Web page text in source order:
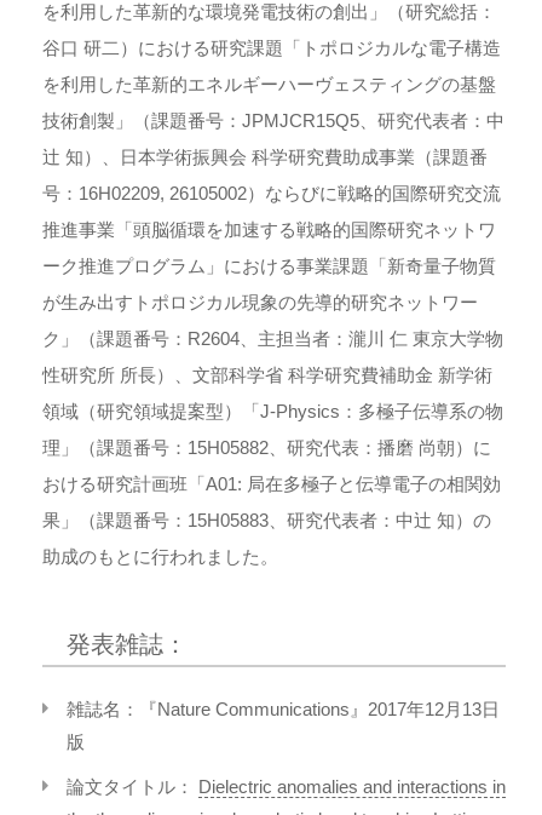
を利用した革新的な環境発電技術の創出」（研究総括：
谷口 研二）における研究課題「トポロジカルな電子構造
を利用した革新的エネルギーハーヴェスティングの基盤
技術創製」（課題番号：JPMJCR15Q5、研究代表者：中
辻 知）、日本学術振興会 科学研究費助成事業（課題番
号：16H02209, 26105002）ならびに戦略的国際研究交流
推進事業「頭脳循環を加速する戦略的国際研究ネットワ
ーク推進プログラム」における事業課題「新奇量子物質
が生み出すトポロジカル現象の先導的研究ネットワー
ク」（課題番号：R2604、主担当者：瀧川 仁 東京大学物
性研究所 所長）、文部科学省 科学研究費補助金 新学術
領域（研究領域提案型）「J-Physics：多極子伝導系の物
理」（課題番号：15H05882、研究代表：播磨 尚朝）に
おける研究計画班「A01: 局在多極子と伝導電子の相関効
果」（課題番号：15H05883、研究代表者：中辻 知）の
助成のもとに行われました。
発表雑誌：
雑誌名：『Nature Communications』2017年12月13日
版
論文タイトル： Dielectric anomalies and interactions in